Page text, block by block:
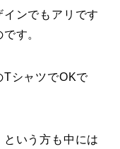
ンでもアリです
す。
TシャツでOKで
いう方も中には